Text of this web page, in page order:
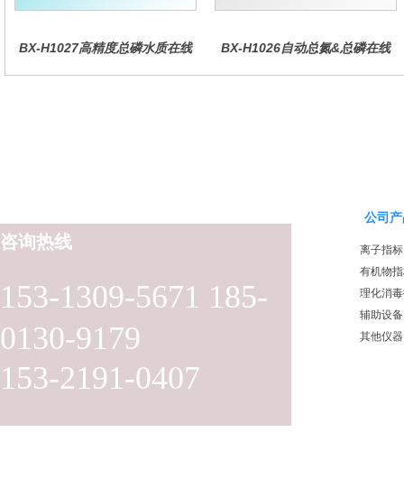
BX-H1027高精度总磷水质在线
BX-H1026自动总氮&总磷在线
153-1309-5671 185-
0130-9179
153-2191-0407
咨询热线
公司
离子指标
有机物
理化消
辅助设备
其他仪器